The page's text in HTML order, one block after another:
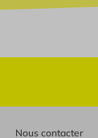
Nous contacter